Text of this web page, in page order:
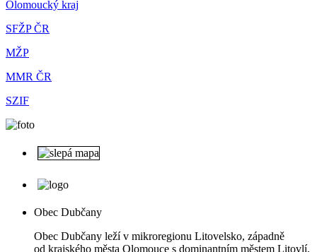
Olomoucký kraj
SFŽP ČR
MŽP
MMR ČR
SZIF
Obec Dubčany
Obec Dubčany leží v mikroregionu Litovelsko, západně
od krajského města Olomouce s dominantním městem Litovlí.